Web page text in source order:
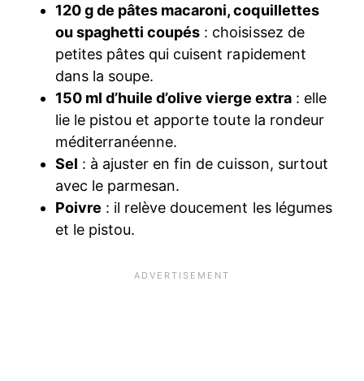
120 g de pâtes macaroni, coquillettes
ou spaghetti coupés : choisissez de
petites pâtes qui cuisent rapidement
dans la soupe.
150 ml d’huile d’olive vierge extra: elle
lie le pistou et apporte toute la rondeur
méditerranéenne.
Sel : à ajuster en fin de cuisson, surtout
avec le parmesan.
Poivre : il relève doucement les légumes
et le pistou.